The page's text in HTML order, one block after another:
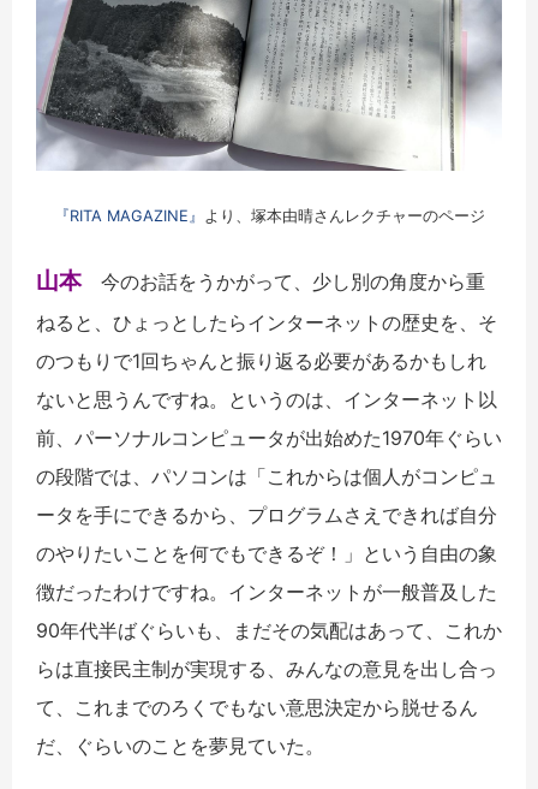
『RITA MAGAZINE』 より、塚本由晴さんレクチャーのページ
山本今のお話をうかがって、少し別の角度から重
ねると、ひょっとしたらインターネットの歴史を、そ
のつもりで1回ちゃんと振り返る必要があるかもしれ
ないと思うんですね。というのは、インターネット以
前、パーソナルコンピュータが出始めた1970年ぐらい
の段階では、パソコンは「これからは個人がコンピュ
ータを手にできるから、プログラムさえできれば自分
のやりたいことを何でもできるぞ！」という自由の象
徴だったわけですね。インターネットが一般普及した
90年代半ばぐらいも、まだその気配はあって、これか
らは直接民主制が実現する、みんなの意見を出し合っ
て、これまでのろくでもない意思決定から脱せるん
だ、ぐらいのことを夢見ていた。